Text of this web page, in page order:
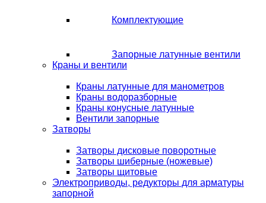
Комплектующие
Запорные латунные вентили
Краны и вентили
Краны латунные для манометров
Краны водоразборные
Краны конусные латунные
Вентили запорные
Затворы
Затворы дисковые поворотные
Затворы шиберные (ножевые)
Затворы щитовые
Электроприводы, редукторы для арматуры
запорной